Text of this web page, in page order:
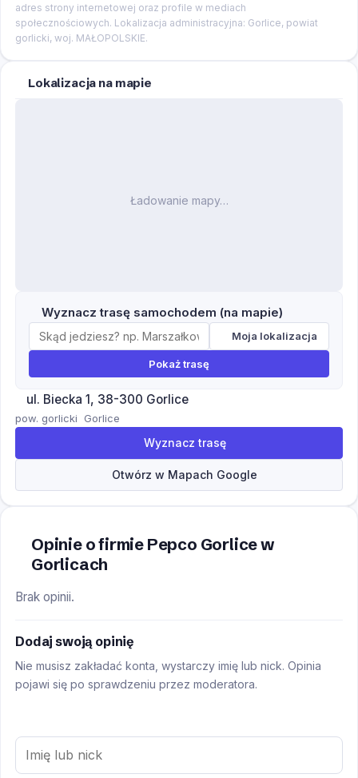
adres strony internetowej oraz profile w mediach
społecznościowych. Lokalizacja administracyjna: Gorlice, powiat
gorlicki, woj. MAŁOPOLSKIE.
Lokalizacja na mapie
Ładowanie mapy…
Wyznacz trasę samochodem (na mapie)
Moja lokalizacja
Pokaż trasę
ul. Biecka 1, 38-300 Gorlice
pow. gorlicki Gorlice
Wyznacz trasę
Otwórz w Mapach Google
Opinie o firmie Pepco Gorlice w
Gorlicach
Brak opinii.
Dodaj swoją opinię
Nie musisz zakładać konta, wystarczy imię lub nick. Opinia
pojawi się po sprawdzeniu przez moderatora.